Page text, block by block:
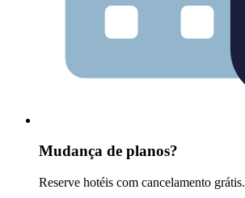
Mudança de planos?
Reserve hotéis com cancelamento grátis.